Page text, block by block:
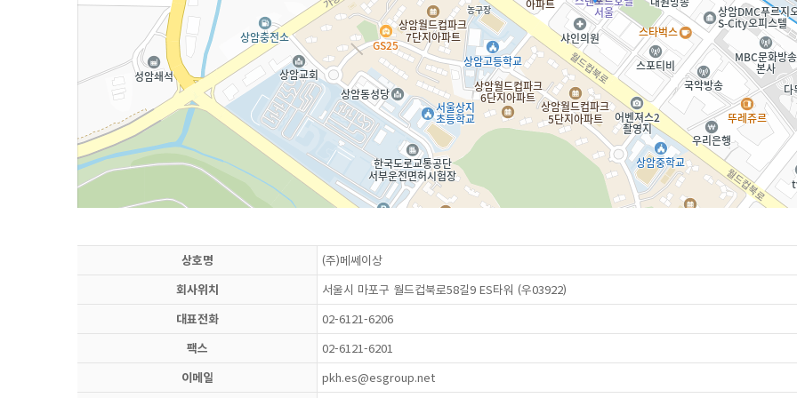
상호명
(주)메쎄이상
회사위치
서울시 마포구 월드컵북로58길9 ES타워 (우03922)
대표전화
02-6121-6206
팩스
02-6121-6201
이메일
pkh.es@esgroup.net